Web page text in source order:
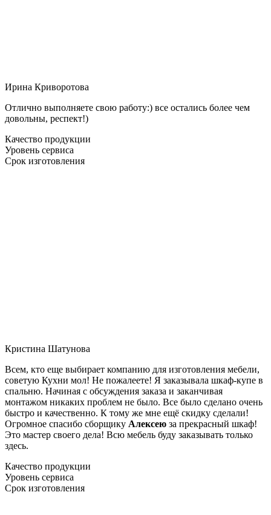
Ирина Криворотова
Отлично выполняете свою работу:) все остались более чем
довольны, респект!)
Качество продукции
Уровень сервиса
Срок изготовления
Кристина Шатунова
Всем, кто еще выбирает компанию для изготовления мебели,
советую Кухни мол! Не пожалеете! Я заказывала шкаф-купе в
спальню. Начиная с обсуждения заказа и заканчивая
монтажом никаких проблем не было. Все было сделано очень
быстро и качественно. К тому же мне ещё скидку сделали!
Огромное спасибо сборщику Алексею за прекрасный шкаф!
Это мастер своего дела! Всю мебель буду заказывать только
здесь.
Качество продукции
Уровень сервиса
Срок изготовления